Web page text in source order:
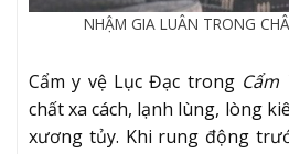
NHẬM GIA LUÂN TRONG
Cẩm y vệ Lục Đạc trong Cẩm
chất xa cách, lạnh lùng, lòng
xương tủy. Khi rung động